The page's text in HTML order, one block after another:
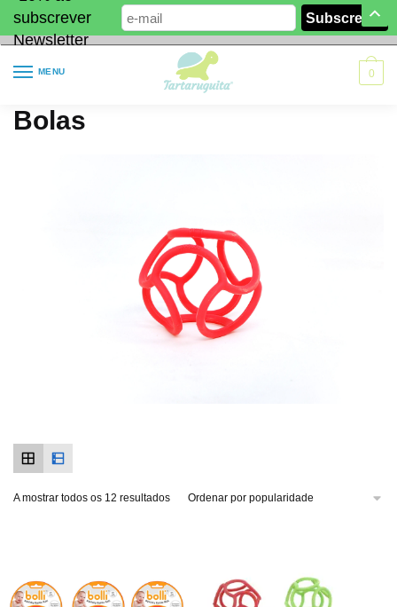
subscrever
Newsletter
MENU 0
Bolas
A mostrar todos os 12 resultados